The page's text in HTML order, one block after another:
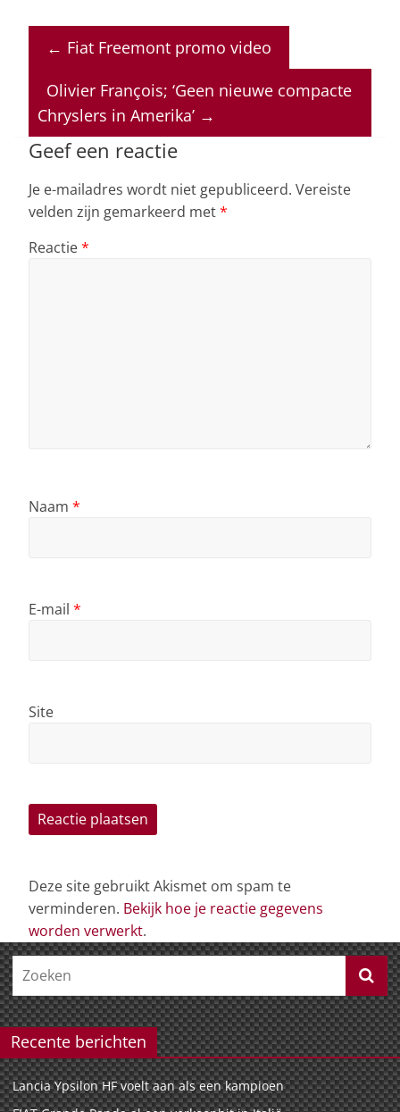
at
s
A
p
p
c
e
b
o
o
k
k
e
dI
n
re
a
d
s
ai
l
← Fiat Freemont promo video
Olivier François; ‘Geen nieuwe compacte
Chryslers in Amerika’ →
Geef een reactie
Je e-mailadres wordt niet gepubliceerd. Vereiste
velden zijn gemarkeerd met*
Reactie*
Naam *
E-mail *
Site
Deze site gebruikt Akismet om spam te
verminderen. Bekijk hoe je reactie gegevens
worden verwerkt.
Recente berichten
Lancia Ypsilon HF voelt aan als een kampioen